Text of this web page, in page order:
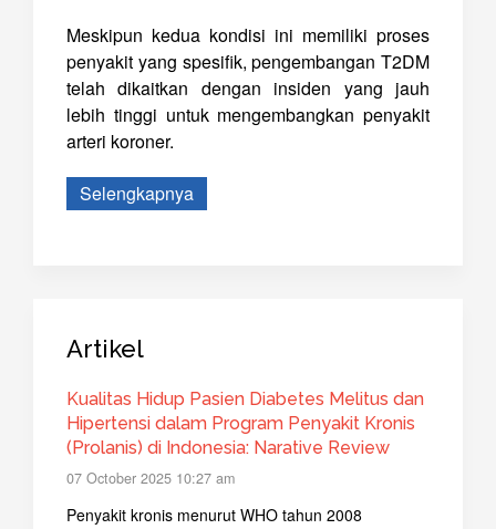
Meskipun kedua kondisi ini memiliki proses
penyakit yang spesifik, pengembangan T2DM
telah dikaitkan dengan insiden yang jauh
lebih tinggi untuk mengembangkan penyakit
arteri koroner.
Selengkapnya
Artikel
Kualitas Hidup Pasien Diabetes Melitus dan
Hipertensi dalam Program Penyakit Kronis
(Prolanis) di Indonesia: Narative Review
07 October 2025 10:27 am
Penyakit kronis menurut WHO tahun 2008